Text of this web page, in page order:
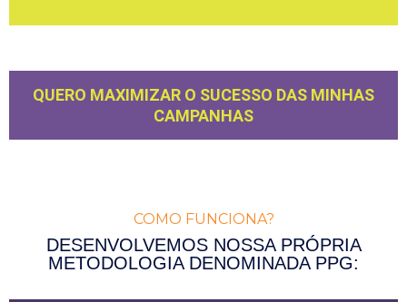
QUERO MAXIMIZAR O SUCESSO DAS MINHAS
CAMPANHAS
COMO FUNCIONA?
DESENVOLVEMOS NOSSA PRÓPRIA
METODOLOGIA DENOMINADA PPG: